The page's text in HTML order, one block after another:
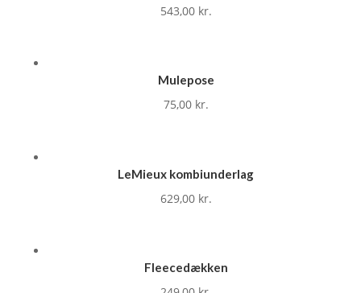
543,00 kr.
Mulepose
75,00 kr.
LeMieux kombiunderlag
629,00 kr.
Fleecedækken